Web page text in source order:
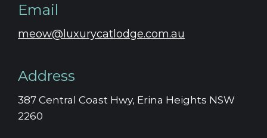
Email
meow@luxurycatlodge.com.au
Address
387 Central Coast Hwy, Erina Heights NSW
2260